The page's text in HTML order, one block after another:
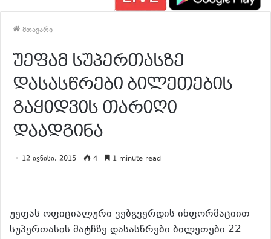
მთავარი
უეფამ სუპერთასზე
დასასწრები ბილეთების
გაყიდვის თარიღი
დაადგინა
12 ივნისი, 2015 4 1 minute read
უეფას ოფიციალური ვებგვერდის ინფორმაციით
სუპერთასის მატჩზე დასასწრები ბილეთები 22